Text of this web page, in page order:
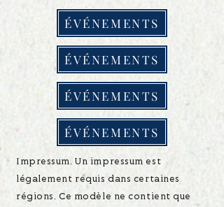
ÉVÉNEMENTS
ÉVÉNEMENTS
ÉVÉNEMENTS
ÉVÉNEMENTS
Impressum. Un impressum est
légalement requis dans certaines
régions. Ce modèle ne contient que